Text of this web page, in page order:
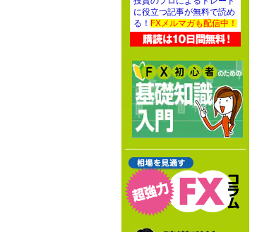
に役立つ記事が無料で読め
る！ FXメルマガも配信中！